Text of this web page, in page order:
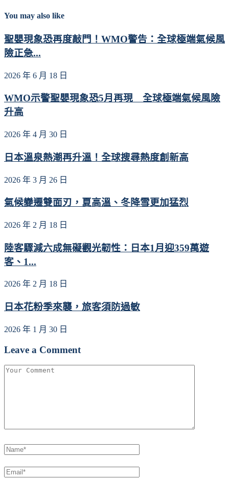
You may also like
聖嬰現象恐再度敲門！WMO警告：全球極端氣候風
險正急...
2026 年 6 月 18 日
WMO示警聖嬰現象恐5月再現 全球極端氣候風險
升高
2026 年 4 月 30 日
日本溫泉熱潮再升溫！全球搜尋熱度創新高
2026 年 3 月 26 日
氣候變遷雙面刃，夏高溫、冬降雪更加猛烈
2026 年 2 月 18 日
陸客驟減六成無礙觀光韌性：日本1月迎359萬遊
客、1...
2026 年 2 月 18 日
日本花粉季來襲，旅客須防過敏
2026 年 1 月 30 日
Leave a Comment